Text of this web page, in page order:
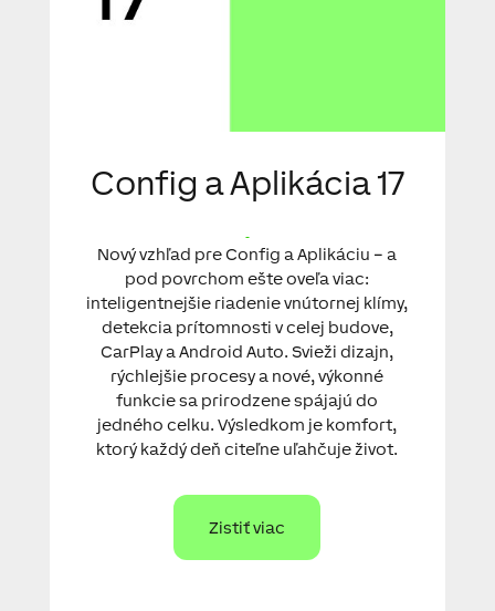
Config a Aplikácia 17
Nový vzhľad pre Config a Aplikáciu – a
pod povrchom ešte oveľa viac:
inteligentnejšie riadenie vnútornej klímy,
detekcia prítomnosti v celej budove,
CarPlay a Android Auto. Svieži dizajn,
rýchlejšie procesy a nové, výkonné
funkcie sa prirodzene spájajú do
jedného celku. Výsledkom je komfort,
ktorý každý deň citeľne uľahčuje život.
Zistiť viac